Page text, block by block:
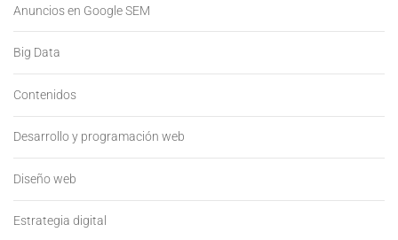
Anuncios en Google SEM
Big Data
Contenidos
Desarrollo y programación web
Diseño web
Estrategia digital